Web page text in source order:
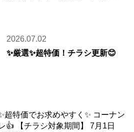
2026.07.02
✨厳選✨超特価！チラシ更新😊
超特価でお求めやすく✨ コーナン
7月1日